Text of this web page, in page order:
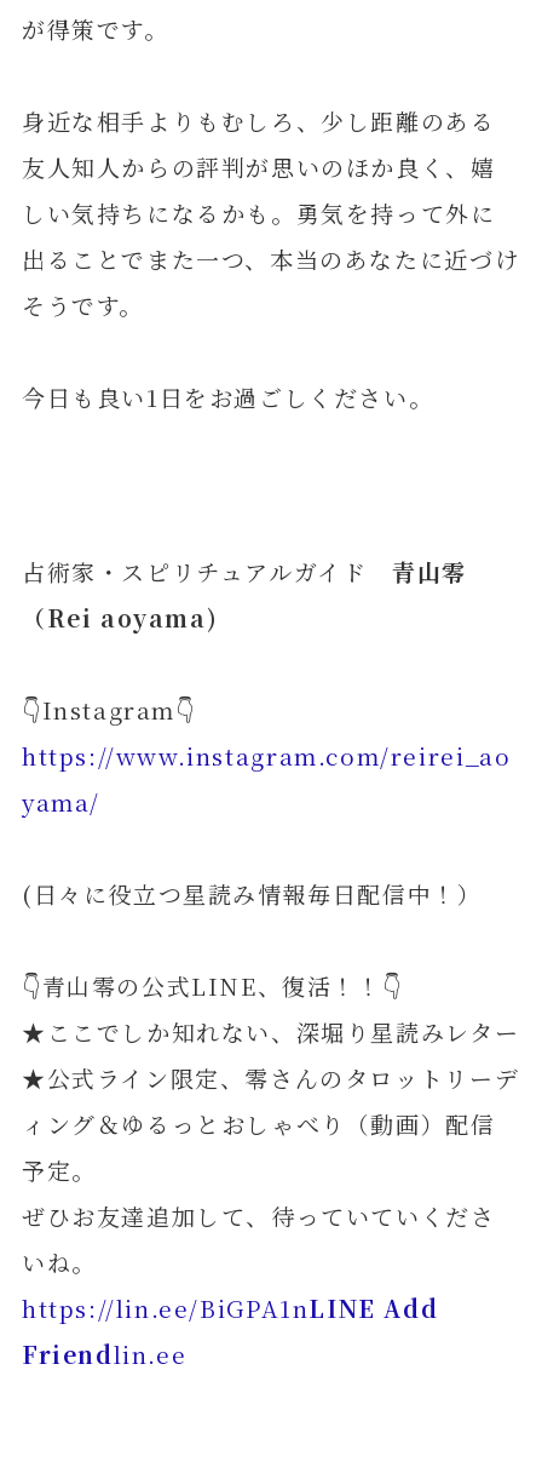
が得策です。
身近な相手よりもむしろ、少し距離のある
友人知人からの評判が思いのほか良く、嬉
しい気持ちになるかも。勇気を持って外に
出ることでまた一つ、本当のあなたに近づけ
そうです。
今日も良い1日をお過ごしください。
占術家・スピリチュアルガイド青山零
（Rei aoyama)
👇Instagram👇
https://www.instagram.com/reirei_ao
yama/
(日々に役立つ星読み情報毎日配信中！）
👇青山零の公式LINE、復活！！👇
★ここでしか知れない、深堀り星読みレター
★公式ライン限定、零さんのタロットリーデ
ィング＆ゆるっとおしゃべり（動画）配信
予定。
ぜひお友達追加して、待っていていくださ
いね。
https://lin.ee/BiGPA1nLINE Add
Friendlin.ee